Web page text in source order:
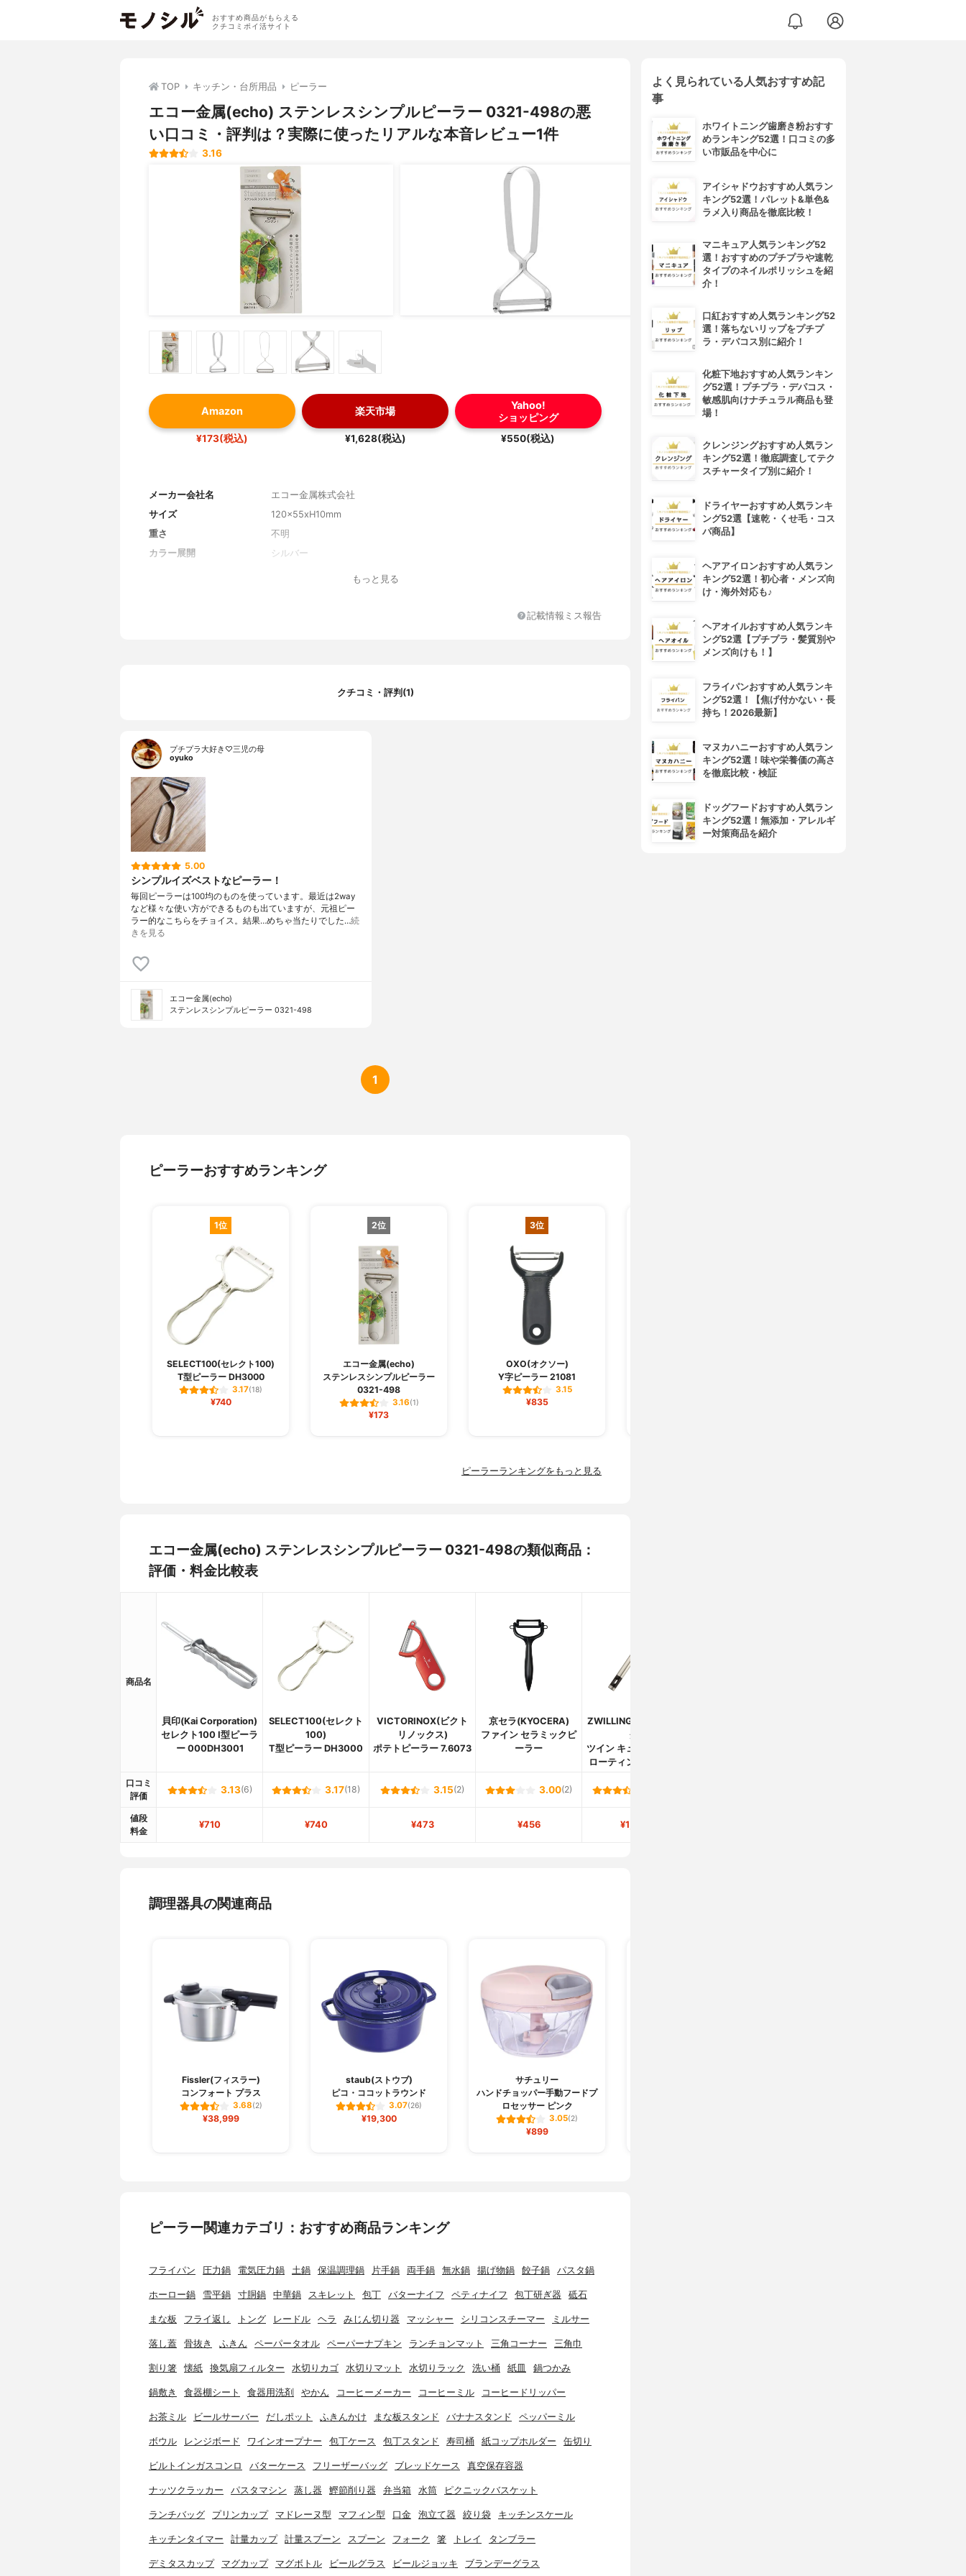
おすすめ商品がもらえる
クチコミポイ活サイト
TOP キッチン・台所用品 ピーラー
エコー金属(echo) ステンレスシンプルピーラー 0321-498の悪
い口コミ・評判は？実際に使ったリアルな本音レビュー1件
3.16
Amazon
¥173(税込)
楽天市場
¥1,628(税込)
Yahoo!
ショッピング
¥550(税込)
メーカー会社名
エコー金属株式会社
サイズ
120x55xH10mm
重さ
不明
カラー展開
シルバー
もっと見る
記載情報ミス報告
クチコミ・評判(1)
プチプラ大好き♡三児の母
oyuko
5.00
シンプルイズベストなピーラー！
毎回ピーラーは100均のものを使っています。最近は2way
など様々な使い方ができるものも出ていますが、元祖ピー
ラー的なこちらをチョイス。結果…めちゃ当たりでした…続
きを見る
エコー金属(echo)
ステンレスシンプルピーラー 0321-498
1
ピーラーおすすめランキング
1位
SELECT100(セレクト100)
T型ピーラー DH3000
3.17(18)
¥740
2位
エコー金属(echo)
ステンレスシンプルピーラー
0321-498
3.16(1)
¥173
3位
OXO(オクソー)
Y字ピーラー 21081
3.15
¥835
ピーラーランキングをもっと見る
エコー金属(echo) ステンレスシンプルピーラー 0321-498の類似商品：
評価・料金比較表
商品名
貝印(Kai Corporation)
セレクト100 I型ピーラ
ー 000DH3001
SELECT100(セレクト
100)
T型ピーラー DH3000
VICTORINOX(ビクト
リノックス)
ポテトピーラー 7.6073
京セラ(KYOCERA)
ファイン セラミックピ
ーラー
ZWILLING(ツヴィリン
グ)
ツイン キュイジーヌ フ
ローティングピーラー
口コミ
評価
3.13(6) 3.17(18) 3.15(2) 3.00(2)
値段
料金
¥710 ¥740 ¥473 ¥456 ¥1,335
調理器具の関連商品
Fissler(フィスラー)
コンフォート プラス
3.68(2)
¥38,999
staub(ストウブ)
ピコ・ココットラウンド
3.07(26)
¥19,300
サチュリー
ハンドチョッパー手動フードプ
ロセッサー ピンク
3.05(2)
¥899
ピーラー関連カテゴリ：おすすめ商品ランキング
フライパン 圧力鍋 電気圧力鍋 土鍋 保温調理鍋 片手鍋 両手鍋 無水鍋 揚げ物鍋 餃子鍋 パスタ鍋
ホーロー鍋 雪平鍋 寸胴鍋 中華鍋 スキレット 包丁 バターナイフ ペティナイフ 包丁研ぎ器 砥石
まな板 フライ返し トング レードル ヘラ みじん切り器 マッシャー シリコンスチーマー ミルサー
落し蓋 骨抜き ふきん ペーパータオル ペーパーナプキン ランチョンマット 三角コーナー 三角巾
割り箸 懐紙 換気扇フィルター 水切りカゴ 水切りマット 水切りラック 洗い桶 紙皿 鍋つかみ
鍋敷き 食器棚シート 食器用洗剤 やかん コーヒーメーカー コーヒーミル コーヒードリッパー
お茶ミル ビールサーバー だしポット ふきんかけ まな板スタンド バナナスタンド ペッパーミル
ボウル レンジボード ワインオープナー 包丁ケース 包丁スタンド 寿司桶 紙コップホルダー 缶切り
ビルトインガスコンロ バターケース フリーザーバッグ ブレッドケース 真空保存容器
ナッツクラッカー パスタマシン 蒸し器 鰹節削り器 弁当箱 水筒 ピクニックバスケット
ランチバッグ プリンカップ マドレーヌ型 マフィン型 口金 泡立て器 絞り袋 キッチンスケール
キッチンタイマー 計量カップ 計量スプーン スプーン フォーク 箸 トレイ タンブラー
デミタスカップ マグカップ マグボトル ビールグラス ビールジョッキ ブランデーグラス
よく見られている人気おすすめ記
事
ホワイトニング歯磨き粉おすす
めランキング52選！口コミの多
い市販品を中心に
アイシャドウおすすめ人気ラン
キング52選！パレット&単色&
ラメ入り商品を徹底比較！
マニキュア人気ランキング52
選！おすすめのプチプラや速乾
タイプのネイルポリッシュを紹
介！
口紅おすすめ人気ランキング52
選！落ちないリップをプチプ
ラ・デパコス別に紹介！
化粧下地おすすめ人気ランキン
グ52選！プチプラ・デパコス・
敏感肌向けナチュラル商品も登
場！
クレンジングおすすめ人気ラン
キング52選！徹底調査してテク
スチャータイプ別に紹介！
ドライヤーおすすめ人気ランキ
ング52選【速乾・くせ毛・コス
パ商品】
ヘアアイロンおすすめ人気ラン
キング52選！初心者・メンズ向
け・海外対応も♪
ヘアオイルおすすめ人気ランキ
ング52選【プチプラ・髪質別や
メンズ向けも！】
フライパンおすすめ人気ランキ
ング52選！【焦げ付かない・長
持ち！2026最新】
マヌカハニーおすすめ人気ラン
キング52選！味や栄養価の高さ
を徹底比較・検証
ドッグフードおすすめ人気ラン
キング52選！無添加・アレルギ
ー対策商品を紹介